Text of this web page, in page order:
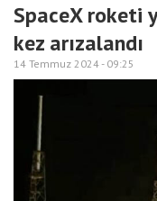
SpaceX roketi
kez arızalandı
14 Temmuz 2024 - 09:25